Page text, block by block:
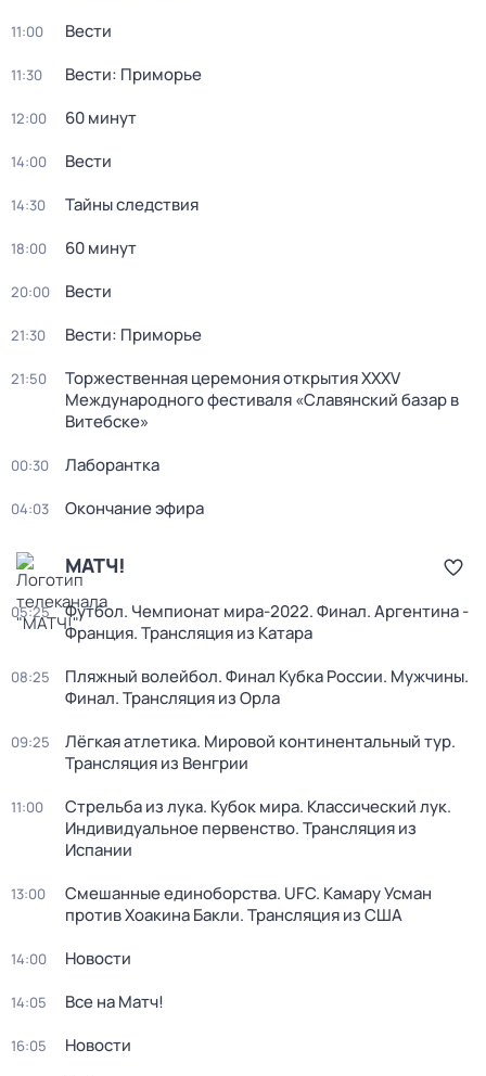
11:00 Вести
11:30 Вести: Приморье
12:00 60 минут
14:00 Вести
14:30 Тайны следствия
18:00 60 минут
20:00 Вести
21:30 Вести: Приморье
21:50
Торжественная церемония открытия XXXV
Международного фестиваля «Славянский базар в
Витебске»
00:30 Лаборантка
04:03 Окончание эфира
МАТЧ!
05:25
Футбол. Чемпионат мира-2022. Финал. Аргентина -
Франция. Трансляция из Катара
08:25
Пляжный волейбол. Финал Кубка России. Мужчины.
Финал. Трансляция из Орла
09:25
Лёгкая атлетика. Мировой континентальный тур.
Трансляция из Венгрии
11:00
Стрельба из лука. Кубок мира. Классический лук.
Индивидуальное первенство. Трансляция из
Испании
13:00
Смешанные единоборства. UFC. Камару Усман
против Хоакина Бакли. Трансляция из США
14:00 Новости
14:05 Все на Матч!
16:05 Новости